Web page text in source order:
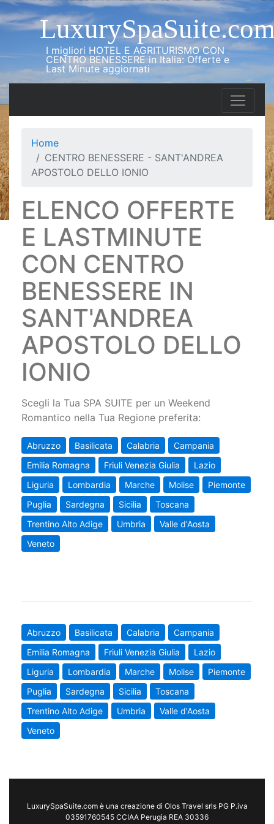
I migliori HOTEL E AGRITURISMO CON
CENTRO BENESSERE in Italia: Offerte e
Last Minute aggiornati
Home
CENTRO BENESSERE - SANT'ANDREA
APOSTOLO DELLO IONIO
ELENCO OFFERTE
E LASTMINUTE
CON CENTRO
BENESSERE IN
SANT'ANDREA
APOSTOLO DELLO
IONIO
Scegli la Tua SPA SUITE per un Weekend
Romantico nella Tua Regione preferita:
Abruzzo Basilicata Calabria
Campania
Emilia Romagna
Friuli Venezia Giulia
Lazio
Liguria
Lombardia Marche Molise
Piemonte
Puglia
Sardegna Sicilia
Toscana
Trentino Alto Adige
Umbria
Valle d'Aosta
Veneto
Abruzzo Basilicata Calabria
Campania
Emilia Romagna
Friuli Venezia Giulia
Lazio
Liguria
Lombardia Marche Molise
Piemonte
Puglia
Sardegna Sicilia
Toscana
Trentino Alto Adige
Umbria
Valle d'Aosta
Veneto
LuxurySpaSuite.com è una creazione di Olos Travel srls PG P.iva
03591760545 CCIAA Perugia REA 30336